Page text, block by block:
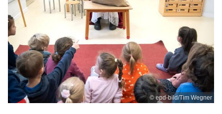
© epd-bild/Tim Wegner